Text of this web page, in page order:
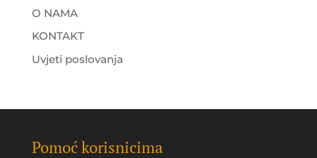
O NAMA
KONTAKT
Uvjeti poslovanja
Pomoć korisnicima